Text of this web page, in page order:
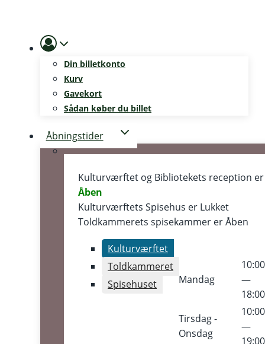
Din billetkonto
Kurv
Gavekort
Sådan køber du billet
Åbningstider
Kulturværftet og Bibliotekets reception er
Åben
Kulturværftets Spisehus er Lukket
Toldkammerets spisekammer erÅben
Kulturværftet
Toldkammeret
Spisehuset
Mandag
10:00
—
18:00
Tirsdag -
Onsdag
10:00
—
19:00